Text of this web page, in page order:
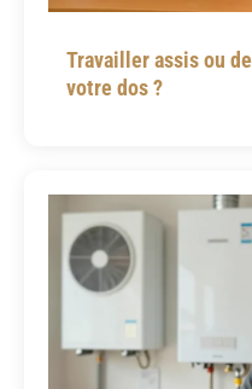
Travailler assis ou
votre dos ?